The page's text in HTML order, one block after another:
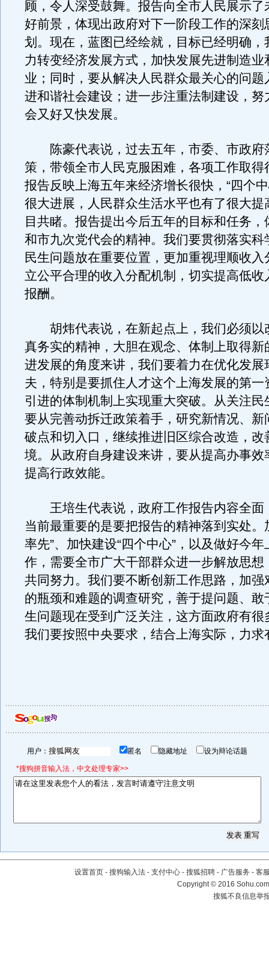
顾，令人深受鼓舞。报告向全市人民展示了
好前景，体现出政府对下一阶段工作的深刻
划。现在，蓝图已经绘就，目标已经明确，
力转变经济发展方式，加快发展先进制造业
业；同时，要从解决人民群众最关心的问题
进和谐社会建设；进一步注重法制建设，努
会又好又快发展。
陈豪代表说，过去五年，市委、市政府
策，带领全市人民克服困难，各项工作取得
报告反映上海五年来经济增长很快，“四个
很大进展，人民群众生活水平也有了很大提
目共睹。报告提出今后五年的目标和任务，
和市九次党代会的精神。我们要贯彻落实科
民生问题放在重要位置，更加重视理顺收入
立公平合理的收入分配机制，切实提高低收
报酬。
胡炜代表说，在新起点上，我们必须以
真务实的精神，大胆在观念、体制上取得新
进发展的角度来讲，我们要着力在优化发展
夫，特别是要抓住人才这个上海发展的第一
引进的体制机制上实现重大突破。从关注民
要从完善动拆迁政策着手，研究新情况、新
破点和切入口，继续推进旧区综合改造，改
境。从政府自身建设来讲，要从提高办事效
提高行政效能。
王培生代表说，政府工作报告内容全面
当前最重要的是要把报告的精神落到实处。
率先”、加快建设“四个中心”，以及做好今
作，需要全市广大干部群众进一步解放思想
共同努力。我们要不断创新工作思路，加强
的瓶颈和难题的调查研究，善于提问题、敢
生问题现在受到广泛关注，这方面政府有很
我们要按照中央要求，结合上海实际，力求
用户： 匿名 隐藏地址 设为辩论话题
*搜狗拼音输入法，中文处理专家>>
设置首页 - 搜狗输入法 - 支付中心 - 搜狐招聘 - 广告服务 - 客
Copyright©2016
搜狐不良信息举